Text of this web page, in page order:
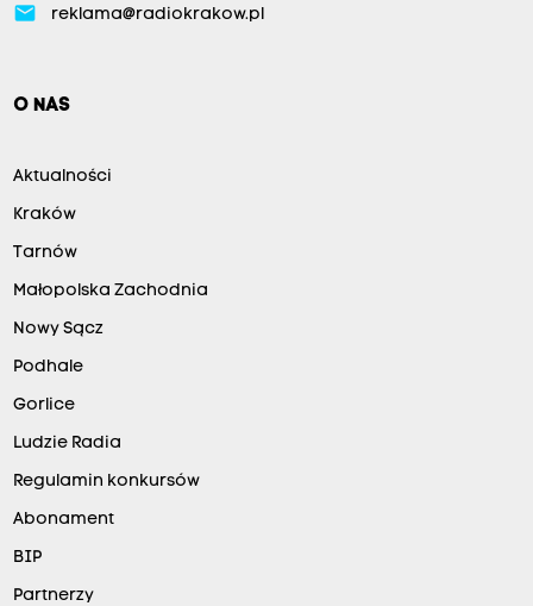
email reklama@radiokrakow.pl
O NAS
Aktualności
Kraków
Tarnów
Małopolska Zachodnia
Nowy Sącz
Podhale
Gorlice
Ludzie Radia
Regulamin konkursów
Abonament
BIP
Partnerzy